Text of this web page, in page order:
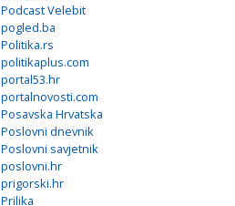
Podcast Velebit
pogled.ba
Politika.rs
politikaplus.com
portal53.hr
portalnovosti.com
Posavska Hrvatska
Poslovni dnevnik
Poslovni savjetnik
poslovni.hr
prigorski.hr
Prilika